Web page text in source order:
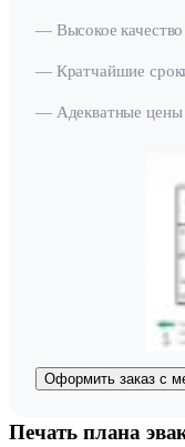
— Высокое
— Кратчайшие
— Адекватные цены
Оформить заказ с
Печать плана